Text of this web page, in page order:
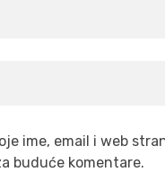
ime, email i web
buduće komentare.